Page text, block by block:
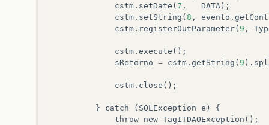
cstm . setDate ( 7 , DATA );
cstm . setString ( 8 , evento .
cstm . registerOutParameter( 9 ,
cstm . execute ();
sRetorno = cstm . getString ( 9 ).
cstm . close ();
} catch ( SQLException e )
{
throw new TagITDAOException ();